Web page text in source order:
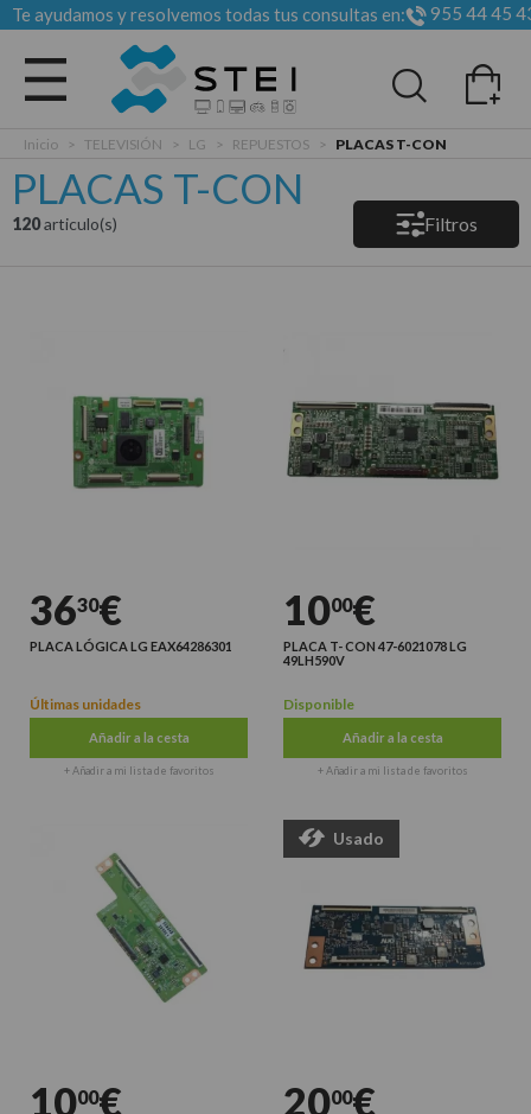
Te ayudamos y resolvemos todas tus consultas en: 955 44 45
Todas las categorias
Inicio > TELEVISIÓN > LG > REPUESTOS > PLACAS T-CON
PLACAS T-CON
120articulo(s) Filtros
3630€
PLACA LÓGICA LG EAX64286301
Últimas unidades
Añadir a la cesta
+ Añadir a mi lista de favoritos
1000€
PLACA T- CON 47-6021078 LG
49LH590V
Disponible
Añadir a la cesta
+ Añadir a mi lista de favoritos
1000€
Usado
2000€